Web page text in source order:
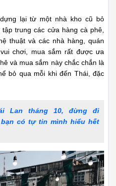
lại từ một nhà kho cũ bỏ
trung các cửa hàng cà phê,
thuật và các nhà hàng, quán
chơi, mua sắm rất được ưa
và mua sắm này chắc chắn là
bỏ qua mỗi khi đến Thái, đặc
Lan tháng 10, đừng đi
có tự tin mình hiểu hết